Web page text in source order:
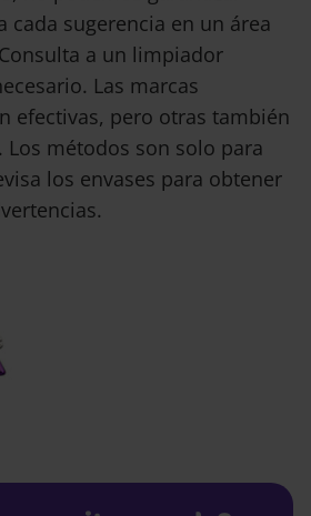
cada sugerencia en un área
a un limpiador
Las marcas
efectivas, pero otras también
métodos son solo para
los envases para obtener